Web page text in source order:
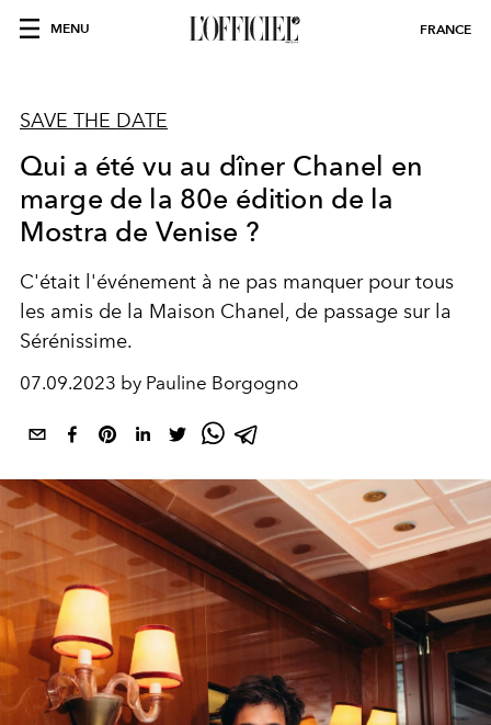
MENU FRANCE
SAVE THE DATE
Qui a été vu au dîner Chanel en
marge de la 80e édition de la
Mostra de Venise ?
C'était l'événement à ne pas manquer pour tous
les amis de la Maison Chanel, de passage sur la
Sérénissime.
07.09.2023 by Pauline Borgogno